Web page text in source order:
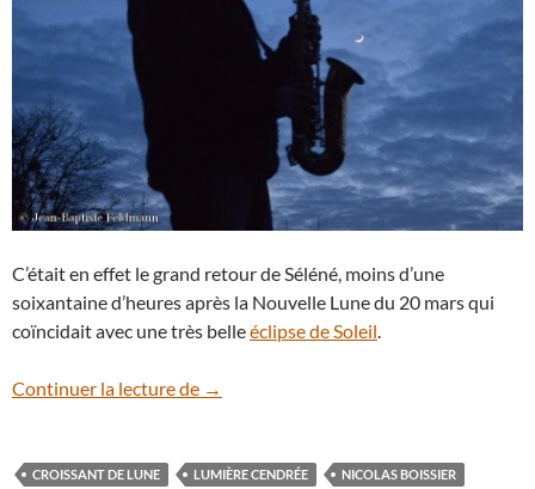
C’était en effet le grand retour de Séléné, moins d’une
soixantaine d’heures après la Nouvelle Lune du 20 mars qui
coïncidait avec une très belleéclipse de Soleil
Continuer la lecture de Le croissant de Lune, Vénus et le
→
CROISSANT DE LUNE LUMIÈRE CENDRÉE
NICOLAS BOISSIER